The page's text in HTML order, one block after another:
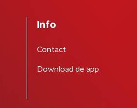
Info
Contact
Download de app